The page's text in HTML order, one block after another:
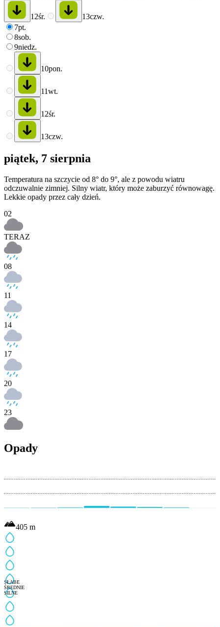
12śr. 13czw.
7pt.
8sob.
9niedz.
10pon.
11wt.
12śr.
13czw.
piątek, 7 sierpnia
Temperatura na szczycie od 8° do 9°, ale z powodu wiatru
odczuwalnie zimniej. Silny wiatr, który może zaburzyć równowagę.
Lekkie opady przez cały dzień.
02
TERAZ
08
11
14
17
20
23
Opady
SŁABE
ŚREDNIE
SILNE
405 m